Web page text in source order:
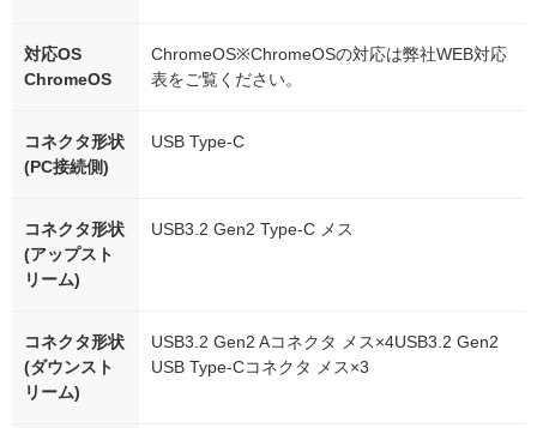
対応OS
ChromeOS
ChromeOS※ChromeOSの対応は弊社WEB対応
表をご覧ください。
コネクタ形状
(PC接続側)
USB Type-C
コネクタ形状
(アップスト
リーム)
USB3.2 Gen2 Type-C メス
コネクタ形状
(ダウンスト
リーム)
USB3.2 Gen2 Aコネクタ メス×4USB3.2 Gen2
USB Type-Cコネクタ メス×3